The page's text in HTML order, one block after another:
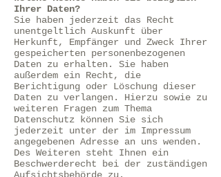
Ihrer Daten?
Sie haben jederzeit das Recht
unentgeltlich Auskunft über
Herkunft, Empfänger und Zweck Ihrer
gespeicherten personenbezogenen
Daten zu erhalten. Sie haben
außerdem ein Recht, die
Berichtigung oder Löschung dieser
Daten zu verlangen. Hierzu sowie zu
weiteren Fragen zum Thema
Datenschutz können Sie sich
jederzeit unter der im Impressum
angegebenen Adresse an uns wenden.
Des Weiteren steht Ihnen ein
Beschwerderecht bei der zuständigen